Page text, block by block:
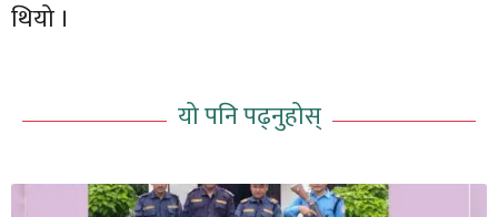
थियो ।
यो पनि पढ्नुहोस्